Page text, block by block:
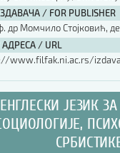
/ FOR PUBLISHER
др Момчило Стојковић,
АДРЕСА / URL
www.filfak.ni.ac.rs/
ЕНГЛЕСКИ ЈЕЗИК